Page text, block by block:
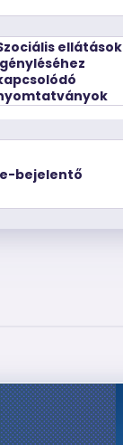
ellátások
e-bejelentő